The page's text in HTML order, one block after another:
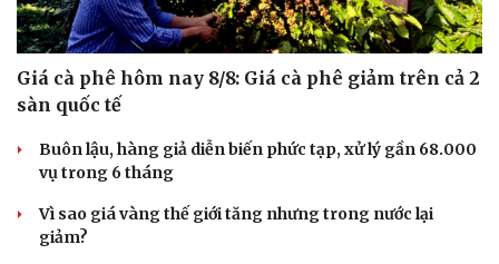
Giá cà phê hôm nay 8/8: Giá cà phê giảm trên cả 2
sàn quốc tế
Buôn lậu, hàng giả diễn biến phức tạp, xử lý gần 68.000
vụ trong 6 tháng
Vì sao giá vàng thế giới tăng nhưng trong nước lại
giảm?